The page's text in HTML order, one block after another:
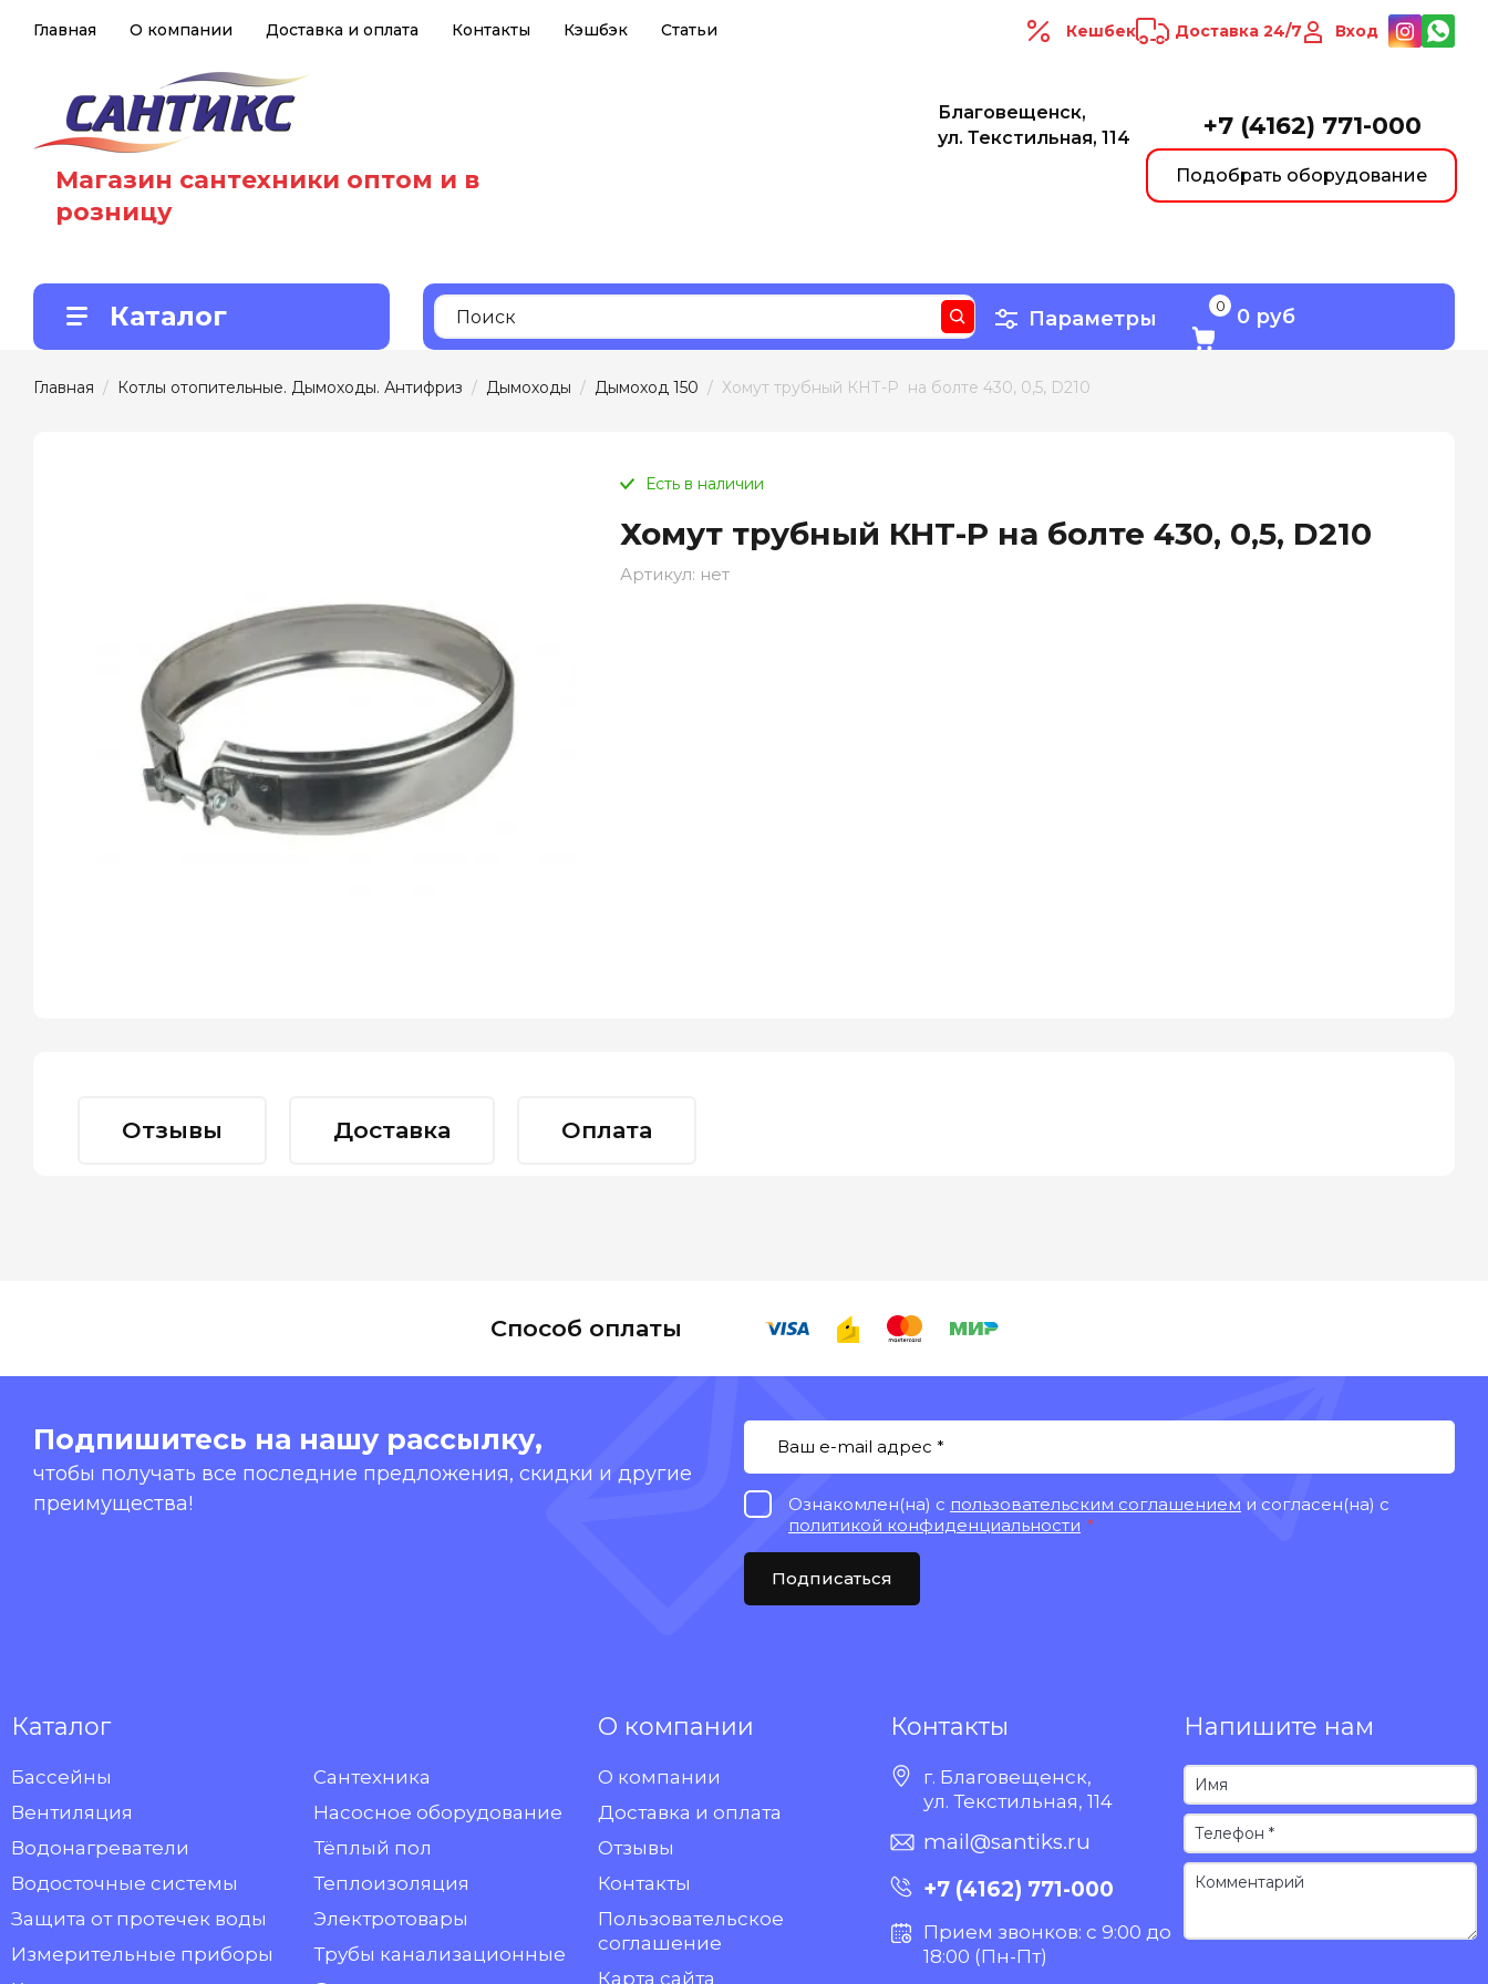
Главная О компании Доставка и оплата Контакты Кэшбэк Статьи Кешбек Доставка 24/7 Вход
Магазин сантехники оптом и в
розницу
Благовещенск,
ул. Текстильная, 114
+7 (4162) 771-000
Подобрать оборудование
Каталог Параметры 0 руб
0
Главная / Котлы отопительные. Дымоходы. Антифриз / Дымоходы / Дымоход 150 /  Хомут трубный КНТ-Р  на болте 430, 0,5, D210
Есть в наличии
Хомут трубный КНТ-Р на болте 430, 0,5, D210
Артикул: нет
Отзывы Доставка Оплата
Способ оплаты
Подпишитесь на нашу рассылку,
чтобы получать все последние предложения, скидки и другие
преимущества!
Ознакомлен(на) с пользовательским соглашением и согласен(на) с
политикой конфиденциальности *
Подписаться
Каталог
Бассейны
Вентиляция
Водонагреватели
Водосточные системы
Защита от протечек воды
Измерительные приборы
Сантехника
Насосное оборудование
Тёплый пол
Теплоизоляция
Электротовары
Трубы канализационные
О компании
О компании
Доставка и оплата
Отзывы
Контакты
Пользовательское
соглашение
Карта сайта
Контакты
г. Благовещенск,
ул. Текстильная, 114
mail@santiks.ru
+7 (4162) 771-000
Прием звонков: с 9:00 до
18:00 (Пн-Пт)
Напишите нам